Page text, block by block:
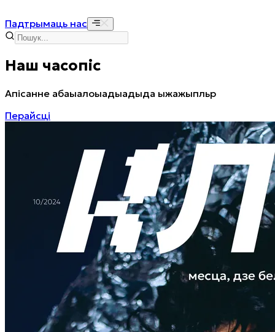
Падтрымаць нас
Наш часопіс
Апісанне абаыалоыадыадыда ыжажыпльр
Перайсці